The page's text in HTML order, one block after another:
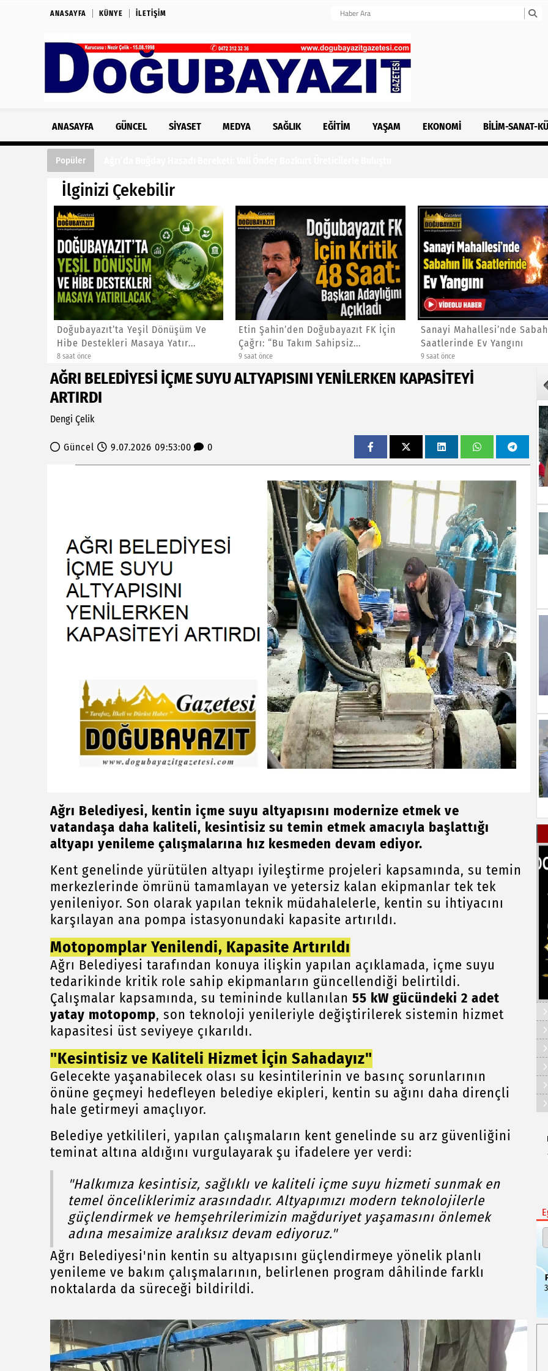
ANASAYFA KÜNYE İLETIŞIM
ANASAYFA GÜNCEL SIYASET MEDYA SAĞLIK EĞITIM YAŞAM EKONOMI BILIM-SANAT-
Popüler
İlginizi Çekebilir
Doğubayazıt’ta Yeşil Dönüşüm Ve
Hibe Destekleri Masaya Yatır...
8 saat önce
Etin Şahin’den Doğubayazıt FK İçin
Çağrı: “Bu Takım Sahipsiz...
9 saat önce
Sanayi Mahallesi’nde
Saatlerinde Ev Yangını
9 saat önce
AĞRI BELEDİYESİ İÇME SUYU ALTYAPISINI YENİLERKEN KAPASİTEYİ
ARTIRDI
Dengi Çelik
Güncel 9.07.2026 09:53:00 0
Ağrı Belediyesi, kentin içme suyu altyapısını modernize etmek ve
vatandaşa daha kaliteli, kesintisiz su temin etmek amacıyla başlattığı
altyapı yenileme çalışmalarına hız kesmeden devam ediyor.
Kent genelinde yürütülen altyapı iyileştirme projeleri kapsamında, su temin
merkezlerinde ömrünü tamamlayan ve yetersiz kalan ekipmanlar tek tek
yenileniyor. Son olarak yapılan teknik müdahalelerle, kentin su ihtiyacını
karşılayan ana pompa istasyonundaki kapasite artırıldı.
Motopomplar Yenilendi, Kapasite Artırıldı
Ağrı Belediyesi tarafından konuya ilişkin yapılan açıklamada, içme suyu
tedarikinde kritik role sahip ekipmanların güncellendiği belirtildi.
Çalışmalar kapsamında, su temininde kullanılan 55 kW gücündeki 2 adet
yatay motopomp, son teknoloji yenileriyle değiştirilerek sistemin hizmet
kapasitesi üst seviyeye çıkarıldı.
"Kesintisiz ve Kaliteli Hizmet İçin Sahadayız"
Gelecekte yaşanabilecek olası su kesintilerinin ve basınç sorunlarının
önüne geçmeyi hedefleyen belediye ekipleri, kentin su ağını daha dirençli
hale getirmeyi amaçlıyor.
Belediye yetkilileri, yapılan çalışmaların kent genelinde su arz güvenliğini
teminat altına aldığını vurgulayarak şu ifadelere yer verdi:
"Halkımıza kesintisiz, sağlıklı ve kaliteli içme suyu hizmeti sunmak en
temel önceliklerimiz arasındadır. Altyapımızı modern teknolojilerle
güçlendirmek ve hemşehrilerimizin mağduriyet yaşamasını önlemek
adına mesaimize aralıksız devam ediyoruz."
Ağrı Belediyesi'nin kentin su altyapısını güçlendirmeye yönelik planlı
yenileme ve bakım çalışmalarının, belirlenen program dâhilinde farklı
noktalarda da süreceği bildirildi.